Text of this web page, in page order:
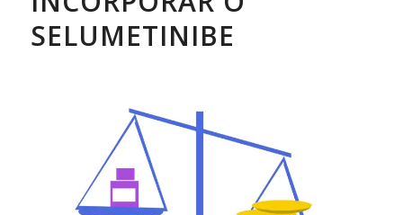
SELUMETINIBE